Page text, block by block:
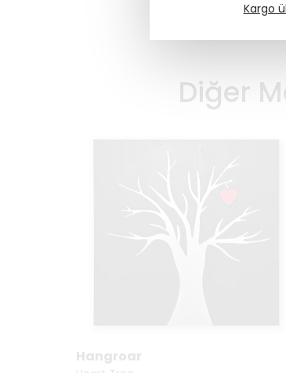
Kargo
Diğer
Hangroar